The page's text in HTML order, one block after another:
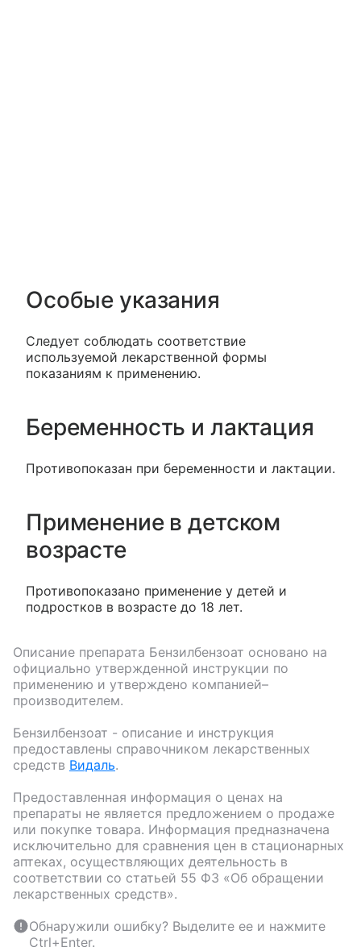
Особые указания
Следует соблюдать соответствие
используемой лекарственной формы
показаниям к применению.
Беременность и лактация
Противопоказан при беременности и лактации.
Применение в детском
возрасте
Противопоказано применение у детей и
подростков в возрасте до 18 лет.
Описание препарата Бензилбензоат основано на
официально утвержденной инструкции по
применению и утверждено компанией–
производителем.
Бензилбензоат - описание и инструкция
предоставлены справочником лекарственных
средств Видаль.
Предоставленная информация о ценах на
препараты не является предложением о продаже
или покупке товара. Информация предназначена
исключительно для сравнения цен в стационарных
аптеках, осуществляющих деятельность в
соответствии со статьей 55 ФЗ «Об обращении
лекарственных средств».
Обнаружили ошибку? Выделите ее и нажмите
Ctrl+Enter.